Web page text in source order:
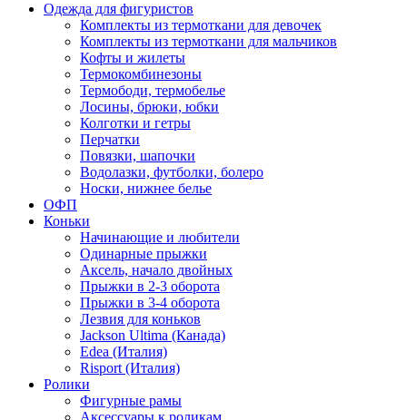
Одежда для фигуристов
Комплекты из термоткани для девочек
Комплекты из термоткани для мальчиков
Кофты и жилеты
Термокомбинезоны
Термободи, термобелье
Лосины, брюки, юбки
Колготки и гетры
Перчатки
Повязки, шапочки
Водолазки, футболки, болеро
Носки, нижнее белье
ОФП
Коньки
Начинающие и любители
Одинарные прыжки
Аксель, начало двойных
Прыжки в 2-3 оборота
Прыжки в 3-4 оборота
Лезвия для коньков
Jackson Ultima (Канада)
Edea (Италия)
Risport (Италия)
Ролики
Фигурные рамы
Аксессуары к роликам